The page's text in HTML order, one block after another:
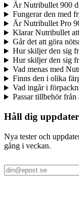
Är Nutribullet 900
Fungerar den med
Är Nutribullet Pro
Klarar Nutribullet
Går det att göra
Hur skiljer den sig
Hur skiljer den sig
Vad menas med
Finns den i olika
Vad ingår i
Passar tillbehör från
Håll dig
Nya tester och
gång i veckan.